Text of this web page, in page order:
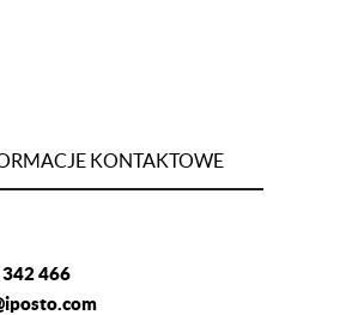
KONTAKTOWE
466